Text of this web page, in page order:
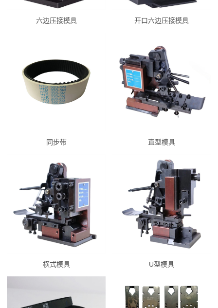
六边压接模具 开口六边压接模具
同步带 直型模具
横式模具 U型模具